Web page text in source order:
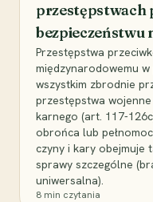
przestępstwach
bezpieczeństwu
Przestępstwa
międzynarodowemu
wszystkim zbrodnie
przestępstwa wojenne
karnego (art. 117-
obrońca lub
czyny i kary obejmuje
sprawy szczególne
uniwersalna).
8 min czytania